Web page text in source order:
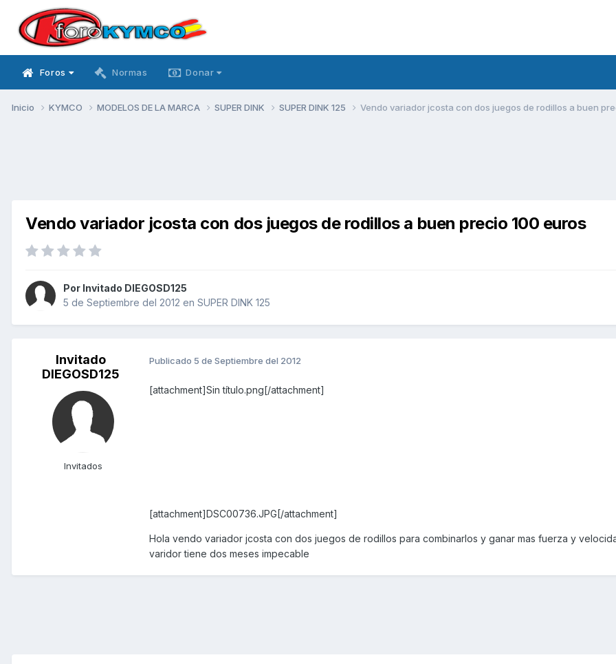
Foros Normas Donar
Inicio KYMCO MODELOS DE LA MARCA SUPER DINK SUPER DINK 125 Vendo variador jcosta con dos juegos de rodillos a buen
Vendo variador jcosta con dos juegos de rodillos a buen precio 100 euros
Por Invitado DIEGOSD125
5 de Septiembre del 2012 en SUPER DINK 125
Invitado
DIEGOSD125
Invitados
Publicado 5 de Septiembre del 2012
[attachment]Sin título.png[/attachment]
[attachment]DSC00736.JPG[/attachment]
Hola vendo variador jcosta con dos juegos de rodillos para combinarlos y ganar mas fuerza y
varidor tiene dos meses impecable